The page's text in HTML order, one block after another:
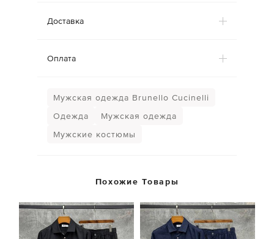
Доставка
Оплата
Мужская одежда Brunello Cucinelli
Одежда
Мужская одежда
Мужские костюмы
Похожие Товары